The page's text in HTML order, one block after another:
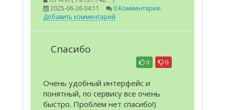
2025-06-26 04:11
0 Комментарии
Добавить комментарий
Спасибо
0
0
Очень удобный интерфейс и
понятный, по сервису все очень
быстро. Проблем нет спасибо!)